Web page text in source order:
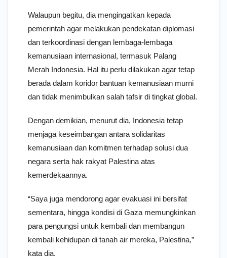
Walaupun begitu, dia mengingatkan kepada
pemerintah agar melakukan pendekatan diplomasi
dan terkoordinasi dengan lembaga-lembaga
kemanusiaan internasional, termasuk Palang
Merah Indonesia. Hal itu perlu dilakukan agar tetap
berada dalam koridor bantuan kemanusiaan murni
dan tidak menimbulkan salah tafsir di tingkat global.
Dengan demikian, menurut dia, Indonesia tetap
menjaga keseimbangan antara solidaritas
kemanusiaan dan komitmen terhadap solusi dua
negara serta hak rakyat Palestina atas
kemerdekaannya.
“Saya juga mendorong agar evakuasi ini bersifat
sementara, hingga kondisi di Gaza memungkinkan
para pengungsi untuk kembali dan membangun
kembali kehidupan di tanah air mereka, Palestina,”
kata dia.